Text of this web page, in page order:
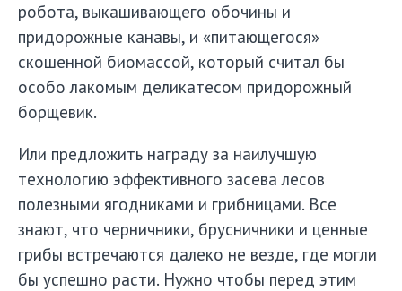
робота, выкашивающего обочины и
придорожные канавы, и «питающегося»
скошенной биомассой, который считал бы
особо лакомым деликатесом придорожный
борщевик.
Или предложить награду за наилучшую
технологию эффективного засева лесов
полезными ягодниками и грибницами. Все
знают, что черничники, брусничники и ценные
грибы встречаются далеко не везде, где могли
бы успешно расти. Нужно чтобы перед этим